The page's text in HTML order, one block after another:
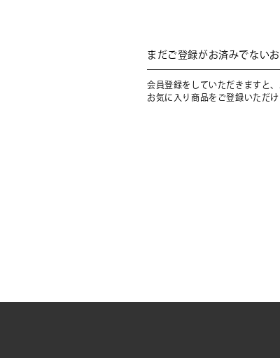
まだご登録がお済みでない
会員登録をしていただきますと
お気に入り商品をご登録いただ